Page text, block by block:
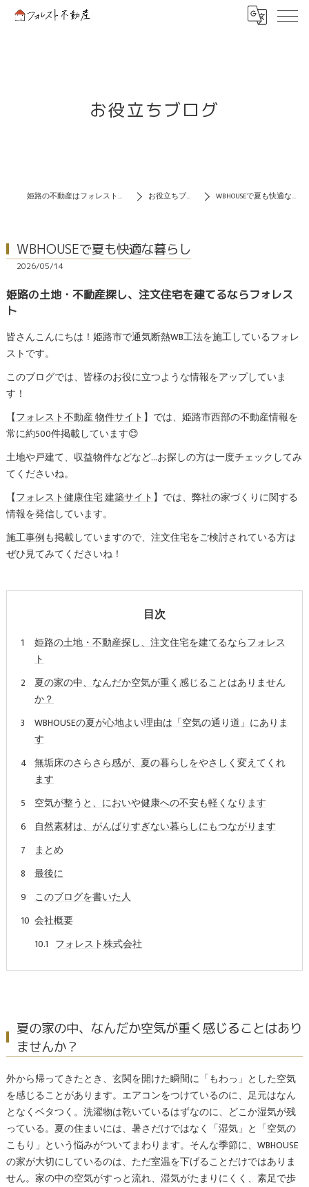
お役立ちブログ
姫路の不動産はフォレスト不動産 お役立ちブログ WBHOUSEで夏も快適な暮らし
WBHOUSEで夏も快適な暮らし
2026/05/14
姫路の土地・不動産探し、注文住宅を建てるならフォレス
ト
皆さんこんにちは！姫路市で通気断熱WB工法を施工しているフォレ
ストです。
このブログでは、皆様のお役に立つような情報をアップしていま
す！
【フォレスト不動産 物件サイト】では、姫路市西部の不動産情報を
常に約500件掲載しています😊
土地や戸建て、収益物件などなど…お探しの方は一度チェックしてみ
てくださいね。
【フォレスト健康住宅 建築サイト】では、弊社の家づくりに関する
情報を発信しています。
施工事例も掲載していますので、注文住宅をご検討されている方は
ぜひ見てみてくださいね！
目次
姫路の土地・不動産探し、注文住宅を建てるならフォレス
ト
夏の家の中、なんだか空気が重く感じることはありません
か？
WBHOUSEの夏が心地よい理由は「空気の通り道」にありま
す
無垢床のさらさら感が、夏の暮らしをやさしく変えてくれ
ます
空気が整うと、においや健康への不安も軽くなります
自然素材は、がんばりすぎない暮らしにもつながります
まとめ
最後に
このブログを書いた人
会社概要
フォレスト株式会社
夏の家の中、なんだか空気が重く感じることはあり
ませんか？
外から帰ってきたとき、玄関を開けた瞬間に「もわっ」とした空気
を感じることがあります。エアコンをつけているのに、足元はなん
となくベタつく。洗濯物は乾いているはずなのに、どこか湿気が残
っている。夏の住まいには、暑さだけではなく「湿気」と「空気の
こもり」という悩みがついてまわります。そんな季節に、WBHOUSE
の家が大切にしているのは、ただ室温を下げることだけではありま
せん。家の中の空気がすっと流れ、湿気がたまりにくく、素足で歩